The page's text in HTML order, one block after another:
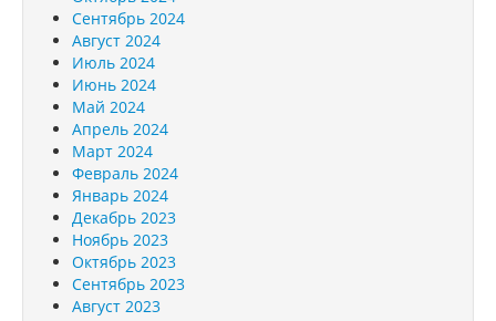
Сентябрь 2024
Август 2024
Июль 2024
Июнь 2024
Май 2024
Апрель 2024
Март 2024
Февраль 2024
Январь 2024
Декабрь 2023
Ноябрь 2023
Октябрь 2023
Сентябрь 2023
Август 2023